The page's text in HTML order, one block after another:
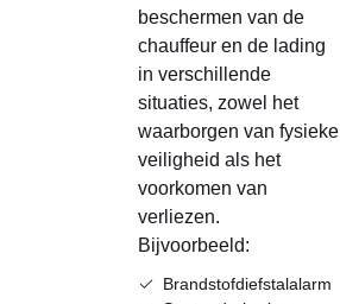
beschermen van de
chauffeur en de lading
in verschillende
situaties, zowel het
waarborgen van fysieke
veiligheid als het
voorkomen van
verliezen.
Bijvoorbeeld:
Brandstofdiefstalalarm